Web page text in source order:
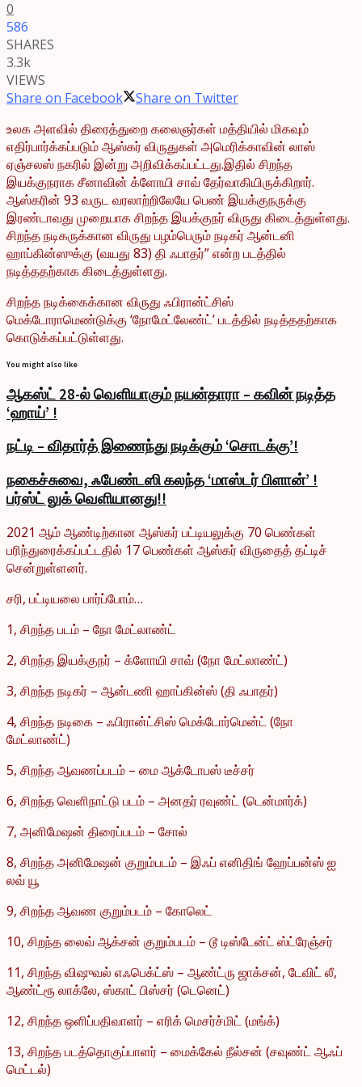
0
586
SHARES
3.3k
VIEWS
Share on Facebook
Share on Twitter
உலக அளவில் திரைத்துறை கலைஞர்கள் மத்தியில் மிகவும்
எதிர்பார்க்கப்படும் ஆஸ்கர் விருதுகள் அமெரிக்காவின் லாஸ்
ஏஞ்சலஸ் நகரில் இன்று அறிவிக்கப்பட்டது.இதில் சிறந்த
இயக்குநராக சீனாவின் க்ளோயி சாவ் தேர்வாகியிருக்கிறார்.
ஆஸ்கரின் 93 வருட வரலாற்றிலேயே பெண் இயக்குநருக்கு
இரண்டாவது முறையாக சிறந்த இயக்குநர் விருது கிடைத்துள்ளது.
சிறந்த நடிகருக்கான விருது பழம்பெரும் நடிகர் ஆன்டனி
ஹாப்கின்ஸுக்கு (வயது 83) தி ஃபாதர்” என்ற படத்தில்
நடித்ததற்காக கிடைத்துள்ளது.
சிறந்த நடிக்கைக்கான விருது ஃபிரான்ட்சிஸ்
மெக்டோராமெண்டுக்கு ‘நோமேட்லேண்ட்’ படத்தில் நடித்ததற்காக
கொடுக்கப்பட்டுள்ளது.
You might also like
ஆகஸ்ட் 28-ல் வெளியாகும் நயன்தாரா – கவின் நடித்த
‘ஹாய்’ !
நட்டி – விதார்த் இணைந்து நடிக்கும் ‘சொடக்கு’!
நகைச்சுவை, ஃபேண்டஸி கலந்த ‘மாஸ்டர் பிளான்’ !
பர்ஸ்ட் லுக் வெளியானது!!
2021 ஆம் ஆண்டிற்கான ஆஸ்கர் பட்டியலுக்கு 70 பெண்கள்
பரிந்துரைக்கப்பட்டதில் 17 பெண்கள் ஆஸ்கர் விருதைத் தட்டிச்
சென்றுள்ளனர்.
சரி, பட்டியலை பார்ப்போம்…
1, சிறந்த படம் – நோ மேட்லாண்ட்
2, சிறந்த இயக்குநர் – க்ளோயி சாவ் (நோ மேட்லாண்ட்)
3, சிறந்த நடிகர் – ஆன்டணி ஹாப்கின்ஸ் (தி ஃபாதர்)
4, சிறந்த நடிகை – ஃபிரான்ட்சிஸ் மெக்டோர்மென்ட் (நோ
மேட்லாண்ட்)
5, சிறந்த ஆவணப்படம் – மை ஆக்டோபஸ் டீச்சர்
6, சிறந்த வெளிநாட்டு படம் – அனதர் ரவுண்ட் (டென்மார்க்)
7, அனிமேஷன் திரைப்படம் – சோல்
8, சிறந்த அனிமேஷன் குறும்படம் – இஃப் எனிதிங் ஹேப்பன்ஸ் ஐ
லவ் யூ
9, சிறந்த ஆவண குறும்படம் – கோலெட்
10, சிறந்த லைவ் ஆக்சன் குறும்படம் – டூ டிஸ்டேன்ட் ஸ்ட்ரேஞ்சர்
11, சிறந்த விஷுவல் எஃபெக்ட்ஸ் – ஆண்ட்ரு ஜாக்சன், டேவிட் லீ,
ஆண்ட்ரூ லாக்லே, ஸ்காட் பிஸ்சர் (டெனெட்)
12, சிறந்த ஒளிப்பதிவாளர் – எரிக் மெசர்ச்மிட் (மங்க்)
13, சிறந்த படத்தொகுப்பாளர் – மைக்கேல் நீல்சன் (சவுண்ட் ஆஃப்
மெட்டல்)